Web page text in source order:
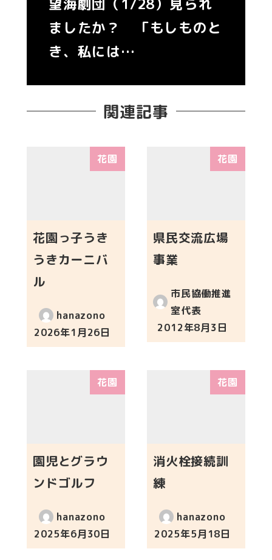
ましたか？ 「もしものと
き、私には…
関連記事
花園
花園っ子うき
うきカーニバ
ル
hanazono
投稿日
2026年1月26日
花園
県民交流広場
事業
市民協働推進
室代表
投稿日
2012年8月3日
花園
園児とグラウ
ンドゴルフ
hanazono
投稿日
2025年6月30日
花園
消火栓接続訓
練
hanazono
投稿日
2025年5月18日